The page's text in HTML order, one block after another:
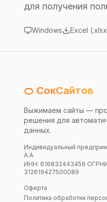
для получения
Windows Excel
🍊 СокСайтов
Выжимаем сайты —
решения для
данных.
Индивидуальный
А.А.
ИНН: 616832443456
312619427500089
Оферта
Политика обработки